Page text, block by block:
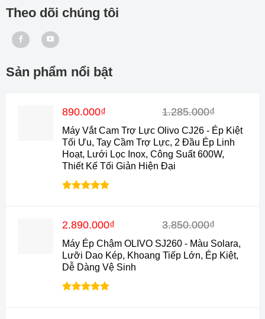
Theo dõi chúng tôi
Sản phẩm nổi bật
Máy Vắt Cam Trợ Lực Olivo CJ26 - Ép Kiệt
Tối Ưu, Tay Cầm Trợ Lực, 2 Đầu Ép Linh
Hoạt, Lưới Lọc Inox, Công Suất 600W,
Thiết Kế Tối Giản Hiện Đại
1.285.000₫
Giá
là:
1.285.000₫.
890.000₫
Giá
tại
là:
890.000₫.
Máy Ép Chậm OLIVO SJ260 - Màu Solara,
Lưỡi Dao Kép, Khoang Tiếp Lớn, Ép Kiệt,
Dễ Dàng Vệ Sinh
3.850.000₫
Giá
là:
3.850.000₫.
2.890.000₫
Giá
tại
là:
2.890.000₫.